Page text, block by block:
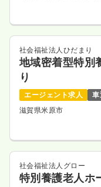
社会福祉法人ひだまり
地域密着型特別
り
エージェント求人
滋賀県米原市
社会福祉法人グロー
特別養護老人ホ